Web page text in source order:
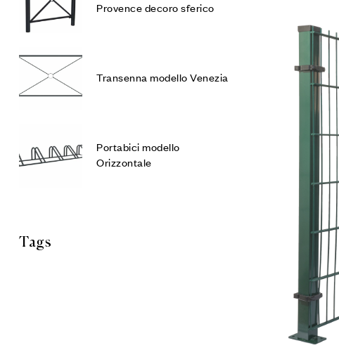
Provence decoro sferico
Transenna modello Venezia
Portabici modello
Orizzontale
Tags